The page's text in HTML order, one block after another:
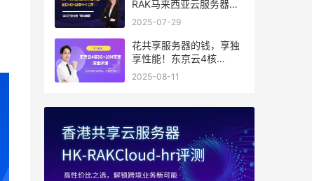
RAK马来西亚云服务器：
首月5折+免费SEO工具，
2025-07-29
花共享服务器的钱，享独
享性能！东京云4核
8G+10M带宽降价来袭
2025-08-11